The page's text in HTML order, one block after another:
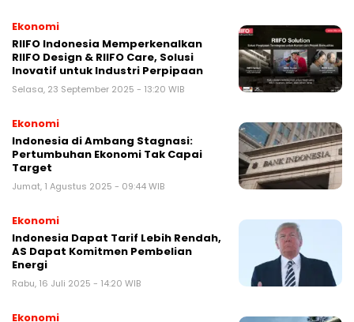
Ekonomi
RIIFO Indonesia Memperkenalkan
RIIFO Design & RIIFO Care, Solusi
Inovatif untuk Industri Perpipaan
Selasa, 23 September 2025 - 13:20 WIB
Ekonomi
Indonesia di Ambang Stagnasi:
Pertumbuhan Ekonomi Tak Capai
Target
Jumat, 1 Agustus 2025 - 09:44 WIB
Ekonomi
Indonesia Dapat Tarif Lebih Rendah,
AS Dapat Komitmen Pembelian
Energi
Rabu, 16 Juli 2025 - 14:20 WIB
Ekonomi